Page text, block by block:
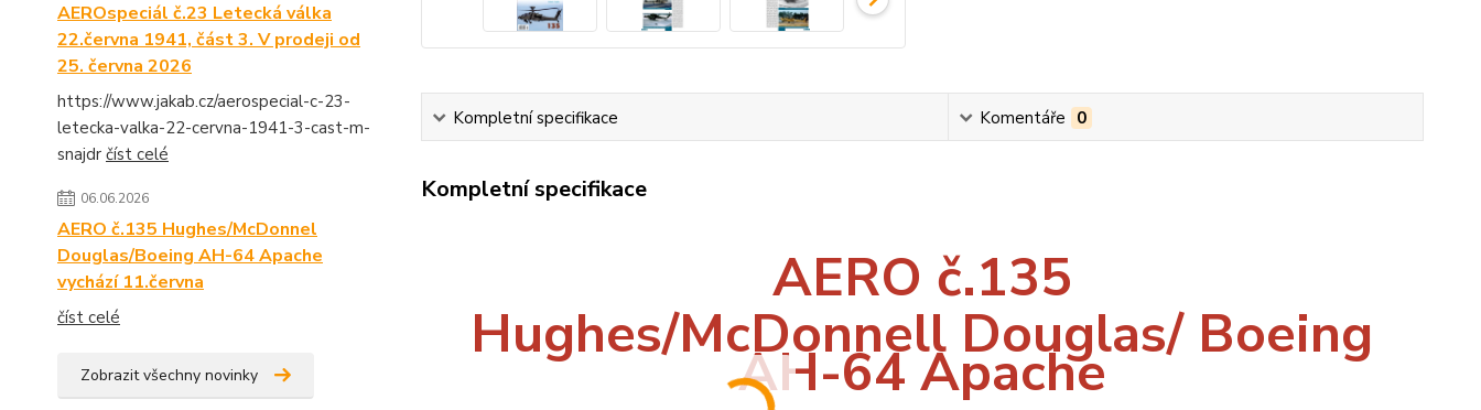
AEROspeciál č.23 Letecká válka
22.června 1941, část 3. V prodeji od
25. června 2026
https://www.jakab.cz/aerospecial-c-23-
letecka-valka-22-cervna-1941-3-cast-m-
snajdr číst celé
06.06.2026
AERO č.135 Hughes/McDonnel
Douglas/Boeing AH-64 Apache
vychází 11.června
číst celé
Zobrazit všechny novinky
Kompletní specifikace Komentáře 0
Kompletní specifikace
AERO č.135
Hughes/McDonnell Douglas/ Boeing
AH-64 Apache